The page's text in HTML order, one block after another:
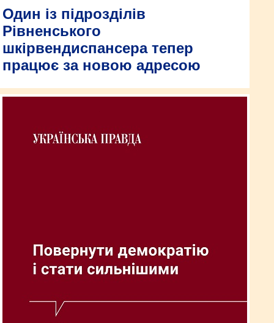
Один із підрозділів
Рівненського
шкірвендиспансера тепер
працює за новою адресою